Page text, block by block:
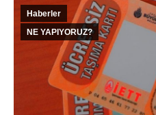
Haberler
NE YAPIYORUZ?